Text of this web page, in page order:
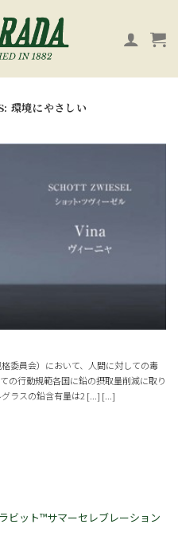
環境にやさしい
委員会）において、人間に対しての毒
の行動規範各国に鉛の摂取量削減に取り
ラスの鉛含有量は2 [...] [...]
ビット™サマーセレブレーション